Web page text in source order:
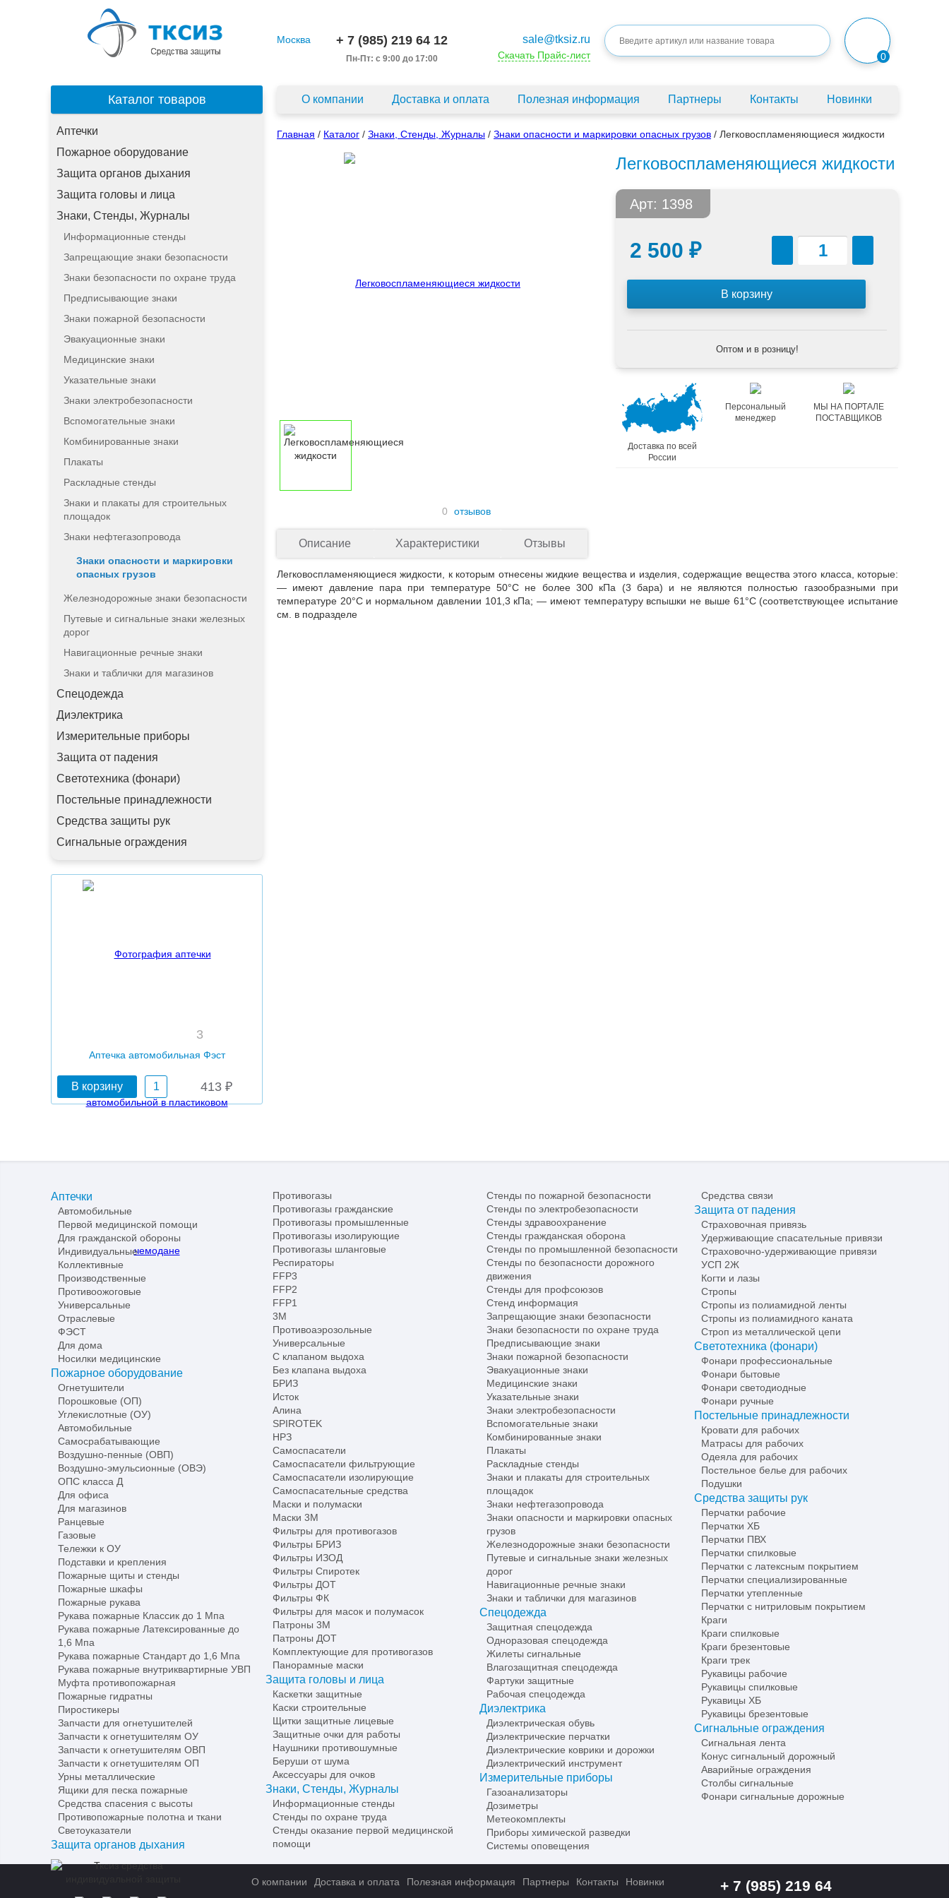
Москва + 7 (985) 219 64 12
Пн-Пт: с 9:00 до 17:00
sale@tksiz.ru
Скачать Прайс-лист 0
Каталог товаров
Аптечки
Пожарное оборудование
Защита органов дыхания
Защита головы и лица
Знаки, Стенды, Журналы
Информационные стенды
Запрещающие знаки безопасности
Знаки безопасности по охране труда
Предписывающие знаки
Знаки пожарной безопасности
Эвакуационные знаки
Медицинские знаки
Указательные знаки
Знаки электробезопасности
Вспомогательные знаки
Комбинированные знаки
Плакаты
Раскладные стенды
Знаки и плакаты для строительных
площадок
Знаки нефтегазопровода
Знаки опасности и маркировки
опасных грузов
Железнодорожные знаки безопасности
Путевые и сигнальные знаки железных
дорог
Навигационные речные знаки
Знаки и таблички для магазинов
Спецодежда
Диэлектрика
Измерительные приборы
Защита от падения
Светотехника (фонари)
Постельные принадлежности
Средства защиты рук
Сигнальные ограждения
3
Аптечка автомобильная Фэст
413 ₽
О компании Доставка и оплата Полезная информация Партнеры Контакты Новинки
Главная / Каталог / Знаки, Стенды, Журналы / Знаки опасности и маркировки опасных грузов / Легковоспламеняющиеся жидкости
0 отзывов
Описание Характеристики Отзывы
Легковоспламеняющиеся жидкости
Арт: 1398
2 500 ₽
Оптом и в розницу!
Доставка по всей
России
Персональный
менеджер
МЫ НА ПОРТАЛЕ
ПОСТАВЩИКОВ
Легковоспламеняющиеся жидкости, к которым отнесены жидкие вещества и изделия, содержащие вещества этого класса, которые:
— имеют давление пара при температуре 50°C не более 300 кПа (3 бара) и не являются полностью газообразными при
температуре 20°C и нормальном давлении 101,3 кПа; — имеют температуру вспышки не выше 61°C (соответствующее испытание
см. в подразделе
Аптечки
Автомобильные
Первой медицинской помощи
Для гражданской обороны
Индивидуальные
Коллективные
Производственные
Противоожоговые
Универсальные
Отраслевые
ФЭСТ
Для дома
Носилки медицинские
Пожарное оборудование
Огнетушители
Порошковые (ОП)
Углекислотные (ОУ)
Автомобильные
Самосрабатывающие
Воздушно-пенные (ОВП)
Воздушно-эмульсионные (ОВЭ)
ОПС класса Д
Для офиса
Для магазинов
Ранцевые
Газовые
Тележки к ОУ
Подставки и крепления
Пожарные щиты и стенды
Пожарные шкафы
Пожарные рукава
Рукава пожарные Классик до 1 Мпа
Рукава пожарные Латексированные до
1,6 Мпа
Рукава пожарные Стандарт до 1,6 Мпа
Рукава пожарные внутриквартирные УВП
Муфта противопожарная
Пожарные гидратны
Пиростикеры
Запчасти для огнетушителей
Запчасти к огнетушителям ОУ
Запчасти к огнетушителям ОВП
Запчасти к огнетушителям ОП
Урны металлические
Ящики для песка пожарные
Средства спасения с высоты
Противопожарные полотна и ткани
Светоуказатели
Защита органов дыхания
Противогазы
Противогазы гражданские
Противогазы промышленные
Противогазы изолирующие
Противогазы шланговые
Респираторы
FFP3
FFP2
FFP1
3М
Противоаэрозольные
Универсальные
С клапаном выдоха
Без клапана выдоха
БРИЗ
Исток
Алина
SPIROTEK
НРЗ
Самоспасатели
Самоспасатели фильтрующие
Самоспасатели изолирующие
Самоспасательные средства
Маски и полумаски
Маски 3М
Фильтры для противогазов
Фильтры БРИЗ
Фильтры ИЗОД
Фильтры Спиротек
Фильтры ДОТ
Фильтры ФК
Фильтры для масок и полумасок
Патроны 3М
Патроны ДОТ
Комплектующие для противогазов
Панорамные маски
Защита головы и лица
Каскетки защитные
Каски строительные
Щитки защитные лицевые
Защитные очки для работы
Наушники противошумные
Беруши от шума
Аксессуары для очков
Знаки, Стенды, Журналы
Информационные стенды
Стенды по охране труда
Стенды оказание первой медицинской
помощи
Стенды по пожарной безопасности
Стенды по электробезопасности
Стенды здравоохранение
Стенды гражданская оборона
Стенды по промышленной безопасности
Стенды по безопасности дорожного
движения
Стенды для профсоюзов
Стенд информация
Запрещающие знаки безопасности
Знаки безопасности по охране труда
Предписывающие знаки
Знаки пожарной безопасности
Эвакуационные знаки
Медицинские знаки
Указательные знаки
Знаки электробезопасности
Вспомогательные знаки
Комбинированные знаки
Плакаты
Раскладные стенды
Знаки и плакаты для строительных
площадок
Знаки нефтегазопровода
Знаки опасности и маркировки опасных
грузов
Железнодорожные знаки безопасности
Путевые и сигнальные знаки железных
дорог
Навигационные речные знаки
Знаки и таблички для магазинов
Спецодежда
Защитная спецодежда
Одноразовая спецодежда
Жилеты сигнальные
Влагозащитная спецодежда
Фартуки защитные
Рабочая спецодежда
Диэлектрика
Диэлектрическая обувь
Диэлектрические перчатки
Диэлектрические коврики и дорожки
Диэлектрический инструмент
Измерительные приборы
Газоанализаторы
Дозиметры
Метеокомплекты
Приборы химической разведки
Системы оповещения
Средства связи
Защита от падения
Страховочная привязь
Удерживающие спасательные привязи
Страховочно-удерживающие привязи
УСП 2Ж
Когти и лазы
Стропы
Стропы из полиамидной ленты
Стропы из полиамидного каната
Строп из металлической цепи
Светотехника (фонари)
Фонари профессиональные
Фонари бытовые
Фонари светодиодные
Фонари ручные
Постельные принадлежности
Кровати для рабочих
Матрасы для рабочих
Одеяла для рабочих
Постельное белье для рабочих
Подушки
Средства защиты рук
Перчатки рабочие
Перчатки ХБ
Перчатки ПВХ
Перчатки спилковые
Перчатки с латексным покрытием
Перчатки специализированные
Перчатки утепленные
Перчатки с нитриловым покрытием
Краги
Краги спилковые
Краги брезентовые
Краги трек
Рукавицы рабочие
Рукавицы спилковые
Рукавицы ХБ
Рукавицы брезентовые
Сигнальные ограждения
Сигнальная лента
Конус сигнальный дорожный
Аварийные ограждения
Столбы сигнальные
Фонари сигнальные дорожные
О компании Доставка и оплата Полезная информация Партнеры Контакты
Новинки
+ 7 (985) 219 64